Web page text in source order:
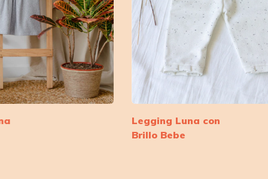
Legging Luna con
Brillo Bebe